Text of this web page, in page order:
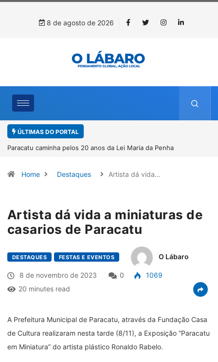
8 de agosto de 2026
ÚLTIMAS DO PORTAL
Paracatu caminha pelos 20 anos da Lei Maria da Penha
Home Destaques Artista dá vida…
Artista dá vida a miniaturas de
casarios de Paracatu
DESTAQUES FESTAS E EVENTOS O Lábaro
8 de novembro de 2023 0
1069
20 minutes read
A Prefeitura Municipal de Paracatu, através da Fundação Casa
de Cultura realizaram nesta tarde (8/11), a Exposição “Paracatu
em Miniatura” do artista plástico Ronaldo Rabelo.